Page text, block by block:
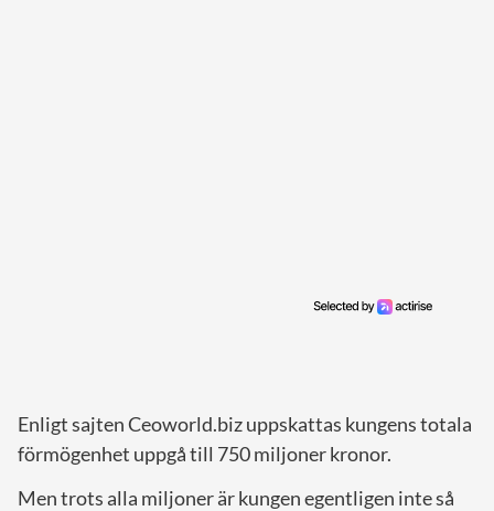
Enligt sajten Ceoworld.biz uppskattas kungens totala
förmögenhet uppgå till 750 miljoner kronor.
Men trots alla miljoner är kungen egentligen inte så